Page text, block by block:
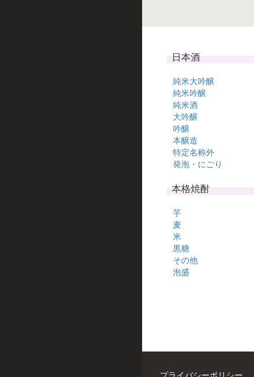
日本酒
純米大吟醸
純米吟醸
純米酒
大吟醸
吟醸
本醸造
特定名称外
発泡・にごり
本格焼酎
芋
麦
米
黒糖
その他
泡盛
プライバシーポリシー